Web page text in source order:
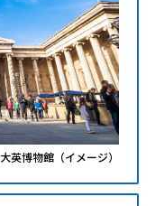
大英博物館（イメージ）